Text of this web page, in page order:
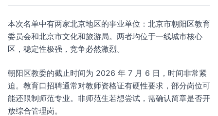
本次名单中有两家北京地区的事业单位：北京市朝阳区教育
委员会和北京市文化和旅游局。两者均位于一线城市核心
区，稳定性极强，竞争必然激烈。
朝阳区教委的截止时间为 2026 年 7 月 6 日，时间非常紧
迫。教育口招聘通常对教师资格证有硬性要求，部分岗位可
能还限制师范专业。非师范生若想尝试，需确认简章是否开
放综合管理岗。